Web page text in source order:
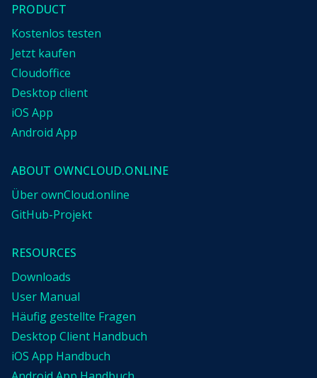
PRODUCT
Kostenlos testen
Jetzt kaufen
Cloudoffice
Desktop client
iOS App
Android App
ABOUT OWNCLOUD.ONLINE
Über ownCloud.online
GitHub-Projekt
RESOURCES
Downloads
User Manual
Häufig gestellte Fragen
Desktop Client Handbuch
iOS App Handbuch